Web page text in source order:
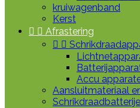
kruiwagenband
Kerst
  Afrastering
 
Accu
Aansluitmateriaal